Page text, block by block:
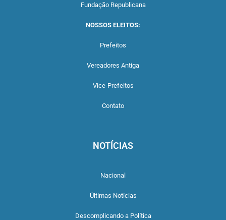
Fundação Republicana
NOSSOS ELEITOS:
Prefeitos
Vereadores Antiga
Vice-Prefeitos
Contato
NOTÍCIAS
Nacional
Últimas Notícias
Descomplicando a Política